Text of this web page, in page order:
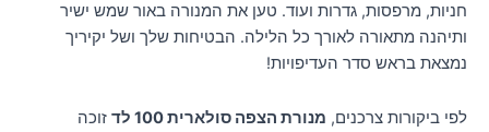
חניות, מרפסות, גדרות ועוד. טען את המנורה באור שמש ישיר
ותיהנה מתאורה לאורך כל הלילה. הבטיחות שלך ושל יקיריך
נמצאת בראש סדר העדיפויות!
לפי ביקורות צרכנים, מנורת הצפה סולארית 100 לד
זוכה